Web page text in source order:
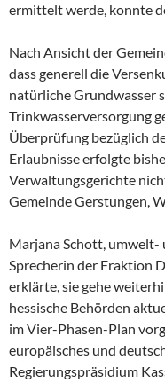
ermittelt werde, konnte
Nach Ansicht der
dass generell die
natürliche Grundwasser
Trinkwasserversorgung
Überprüfung bezüglich
Erlaubnisse erfolgte
Verwaltungsgerichte
Gemeinde Gerstungen,
Marjana Schott,
Sprecherin der Fraktion
erklärte, sie gehe
hessische Behörden
im Vier-Phasen-Plan
europäisches und
Regierungspräsidium